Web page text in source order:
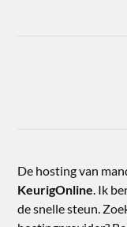
De hosting van
KeurigOnline . Ik
de snelle steun.